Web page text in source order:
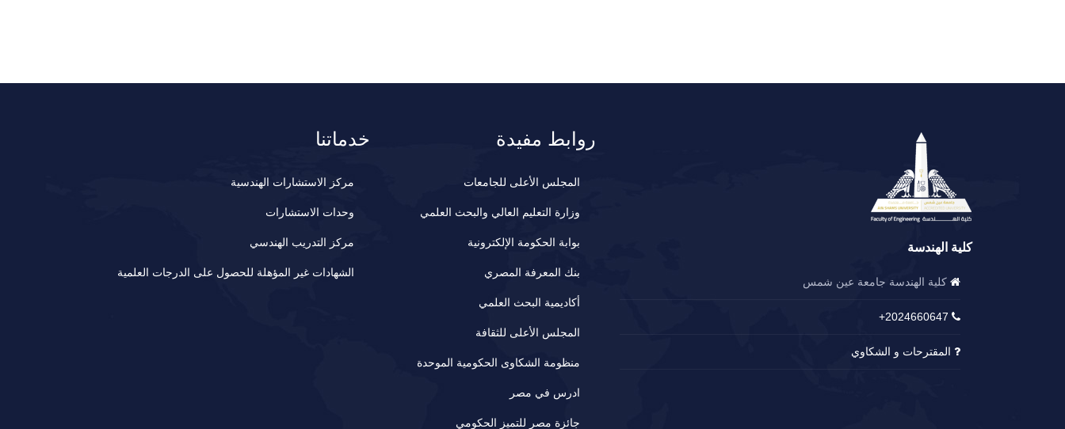
كلية الهندسة
كلية الهندسة جامعة عين شمس
2024660647+
المقترحات و الشكاوي
روابط مفيدة
المجلس الأعلى للجامعات
وزارة التعليم العالي والبحث العلمي
بوابة الحكومة الإلكترونية
بنك المعرفة المصري
أكاديمية البحث العلمي
المجلس الأعلى للثقافة
منظومة الشكاوى الحكومية الموحدة
ادرس في مصر
جائزة مصر للتميز الحكومي
خدماتنا
مركز الاستشارات الهندسية
وحدات الاستشارات
مركز التدريب الهندسي
الشهادات غير المؤهلة للحصول على الدرجات العلمية